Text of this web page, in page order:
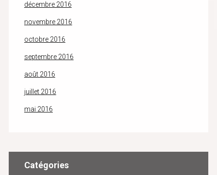
décembre 2016
novembre 2016
octobre 2016
septembre 2016
août 2016
juillet 2016
mai 2016
Catégories